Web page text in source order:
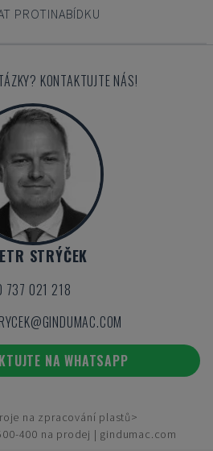
PROTINABÍDKU
KONTAKTUJTE NÁS!
STRÝČEK
737 021 218
NA WHATSAPP
na zpracování plastů
400 na prodej | gindumac.com